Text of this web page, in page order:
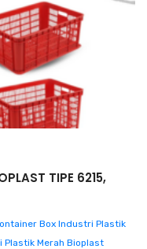
TIPE 6215,
Box Industri Plastik
Plastik Merah Bioplast